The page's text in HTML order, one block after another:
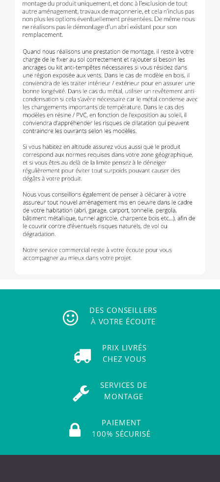
DES CONSEILLERS
À VOTRE ÉCOUTE
PRIX LIVRÉS
CHEZ VOUS
SERVICES DE
MONTAGE
PAIEMENT
100% SÉCURISÉ